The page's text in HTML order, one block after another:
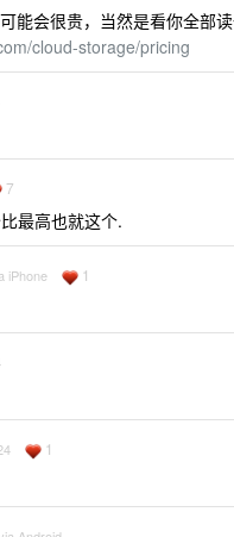
能会很贵，当然是看你全部
cloud-storage/pricing
7
最高也就这个.
iPhone 1
1